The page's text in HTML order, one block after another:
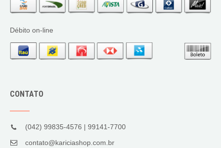
Débito on-line
CONTATO
(042) 99835-4576 | 99141-7700
contato@kariciashop.com.br